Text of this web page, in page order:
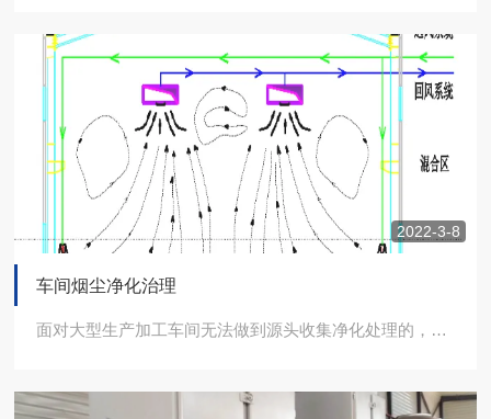
2022-3-8
车间烟尘净化治理
面对大型生产加工车间无法做到源头收集净化处理的，可做车间整体收集净化系统